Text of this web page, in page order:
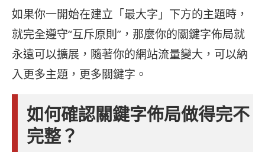
如果你一開始在建立「最大字」下方的主題時，
就完全遵守“互斥原則”，那麼你的關鍵字佈局就
永遠可以擴展，隨著你的網站流量變大，可以納
入更多主題，更多關鍵字。
如何確認關鍵字佈局做得完不
完整？